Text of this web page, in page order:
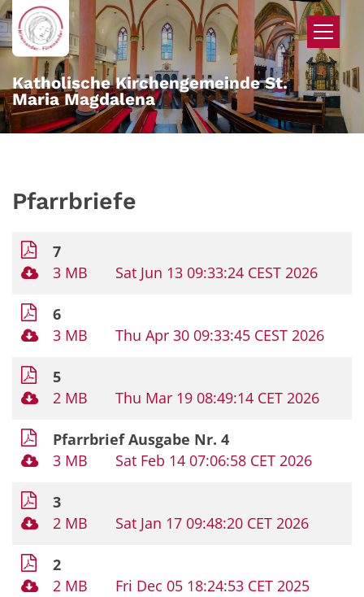
Zum Inhalt springen
Katholische Kirchengemeinde St.
Maria Magdalena
Pfarrbriefe
7
3 MB
Sat Jun 13 09:33:24 CEST 2026
6
3 MB
Thu Apr 30 09:33:45 CEST 2026
5
2 MB
Thu Mar 19 08:49:14 CET 2026
Pfarrbrief Ausgabe Nr. 4
3 MB
Sat Feb 14 07:06:58 CET 2026
3
2 MB
Sat Jan 17 09:48:20 CET 2026
2
2 MB
Fri Dec 05 18:24:53 CET 2025